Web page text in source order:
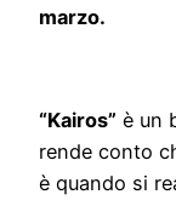
marzo.
“Kairos” è un
rende conto
è quando si